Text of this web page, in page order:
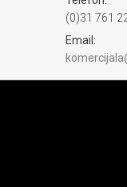
(0)31 761
Email: